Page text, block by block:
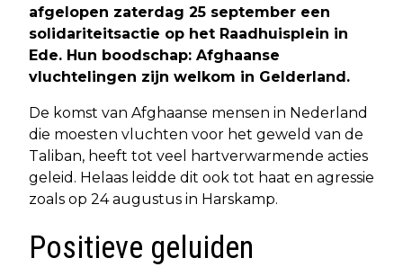
afgelopen zaterdag 25 september een
solidariteitsactie op het Raadhuisplein in
Ede. Hun boodschap: Afghaanse
vluchtelingen zijn welkom in Gelderland.
De komst van Afghaanse mensen in Nederland
die moesten vluchten voor het geweld van de
Taliban, heeft tot veel hartverwarmende acties
geleid. Helaas leidde dit ook tot haat en agressie
zoals op 24 augustus in Harskamp.
Positieve geluiden